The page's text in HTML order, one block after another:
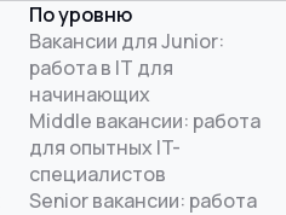
По уровню
Вакансии для Junior:
работа в IT для
начинающих
Middle вакансии: работа
для опытных IT-
специалистов
Senior вакансии: работа